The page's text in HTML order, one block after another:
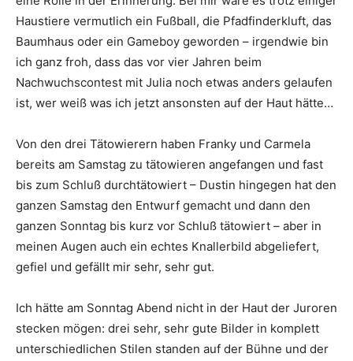
Haustiere vermutlich ein Fußball, die Pfadfinderkluft, das
Baumhaus oder ein Gameboy geworden – irgendwie bin
ich ganz froh, dass das vor vier Jahren beim
Nachwuchscontest mit Julia noch etwas anders gelaufen
ist, wer weiß was ich jetzt ansonsten auf der Haut hätte…
Von den drei Tätowierern haben Franky und Carmela
bereits am Samstag zu tätowieren angefangen und fast
bis zum Schluß durchtätowiert – Dustin hingegen hat den
ganzen Samstag den Entwurf gemacht und dann den
ganzen Sonntag bis kurz vor Schluß tätowiert – aber in
meinen Augen auch ein echtes Knallerbild abgeliefert,
gefiel und gefällt mir sehr, sehr gut.
Ich hätte am Sonntag Abend nicht in der Haut der Juroren
stecken mögen: drei sehr, sehr gute Bilder in komplett
unterschiedlichen Stilen standen auf der Bühne und der